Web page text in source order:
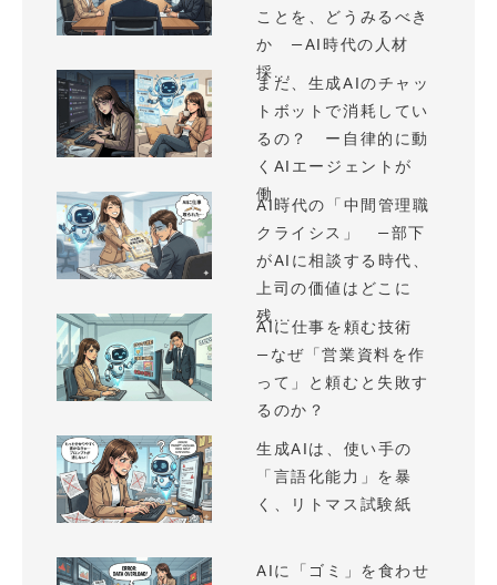
ことを、どうみるべき
か —AI時代の人材
採...
まだ、生成AIのチャッ
トボットで消耗してい
るの？ ー自律的に動
くAIエージェントが
働...
AI時代の「中間管理職
クライシス」 —部下
がAIに相談する時代、
上司の価値はどこに
残...
AIに仕事を頼む技術
—なぜ「営業資料を作
って」と頼むと失敗す
るのか？
生成AIは、使い手の
「言語化能力」を暴
く、リトマス試験紙
AIに「ゴミ」を食わせ